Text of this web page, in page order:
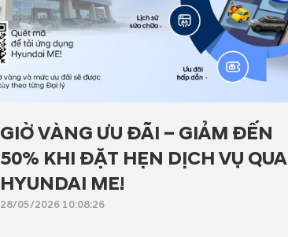
GIỜ VÀNG ƯU ĐÃI – GIẢM ĐẾN
50% KHI ĐẶT HẸN DỊCH VỤ QUA
HYUNDAI ME!
28/05/2026 10:08:26